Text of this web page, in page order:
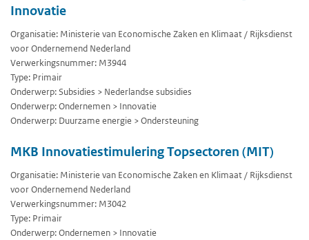
Innovatie
Organisatie: Ministerie van Economische Zaken en Klimaat / Rijksdienst
voor Ondernemend Nederland
Verwerkingsnummer: M3944
Type: Primair
Onderwerp: Subsidies > Nederlandse subsidies
Onderwerp: Ondernemen > Innovatie
Onderwerp: Duurzame energie > Ondersteuning
MKB Innovatiestimulering Topsectoren (MIT)
Organisatie: Ministerie van Economische Zaken en Klimaat / Rijksdienst
voor Ondernemend Nederland
Verwerkingsnummer: M3042
Type: Primair
Onderwerp: Ondernemen > Innovatie